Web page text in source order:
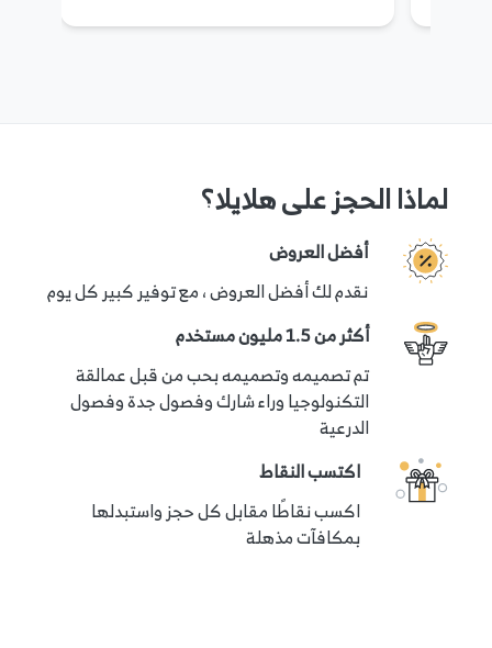
لماذا الحجز على هلايلا؟
أفضل العروض
نقدم لك أفضل العروض ، مع توفير كبير كل يوم
أكثر من 1.5 مليون مستخدم
تم تصميمه وتصميمه بحب من قبل عمالقة
التكنولوجيا وراء شارك وفصول جدة وفصول
الدرعية
اكتسب النقاط
اكسب نقاطًا مقابل كل حجز واستبدلها
بمكافآت مذهلة